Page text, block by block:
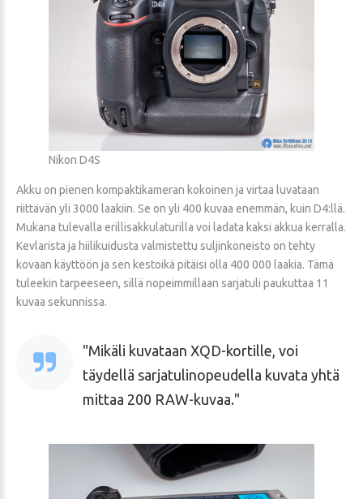
Nikon D4S
Akku on pienen kompaktikameran kokoinen ja virtaa luvataan
riittävän yli 3000 laakiin. Se on yli 400 kuvaa enemmän, kuin D4:llä.
Mukana tulevalla erillisakkulaturilla voi ladata kaksi akkua kerralla.
Kevlarista ja hiilikuidusta valmistettu suljinkoneisto on tehty
kovaan käyttöön ja sen kestoikä pitäisi olla 400 000 laakia. Tämä
tuleekin tarpeeseen, sillä nopeimmillaan sarjatuli paukuttaa 11
kuvaa sekunnissa.
Mikäli kuvataan XQD-kortille, voi
täydellä sarjatulinopeudella kuvata yhtä
mittaa 200 RAW-kuvaa.